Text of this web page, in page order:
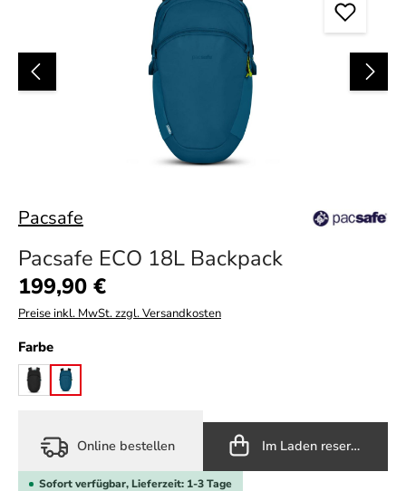
Pacsafe
Pacsafe ECO 18L Backpack
Regulärer Preis:
199,90 €
Preise inkl. MwSt. zzgl. Versandkosten
Farbeauswählen
blacktidal teal
Online bestellen Im Laden reservieren
Sofort verfügbar, Lieferzeit: 1-3 Tage